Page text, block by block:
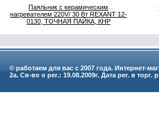
Паяльник с керамическим
нагревателем 220V/ 30 Вт REXANT 12-
0130, ТОЧНАЯ ПАЙКА, КНР
© работаем для вас с 2007 года. Интернет-
2а. Св-во о рег.: 19.08.2009г. Дата рег. в торг.